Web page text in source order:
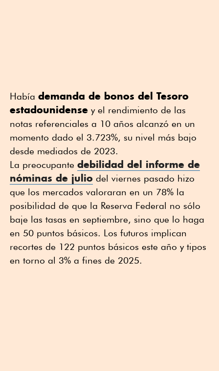
Había demanda de bonos del Tesoro
estadounidense y el rendimiento de las
notas referenciales a 10 años alcanzó en un
momento dado el 3.723%, su nivel más bajo
desde mediados de 2023.
La preocupante debilidad del informe de
nóminas de julio del viernes pasado hizo
que los mercados valoraran en un 78% la
posibilidad de que la Reserva Federal no sólo
baje las tasas en septiembre, sino que lo haga
en 50 puntos básicos. Los futuros implican
recortes de 122 puntos básicos este año y tipos
en torno al 3% a fines de 2025.